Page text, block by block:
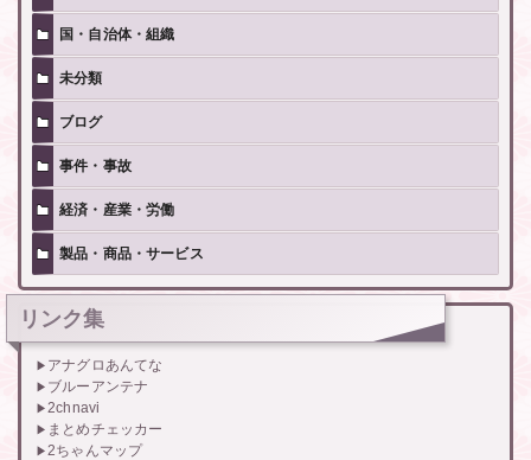
国・自治体・組織
未分類
ブログ
事件・事故
経済・産業・労働
製品・商品・サービス
リンク集
アナグロあんてな
ブルーアンテナ
2chnavi
まとめチェッカー
2ちゃんマップ